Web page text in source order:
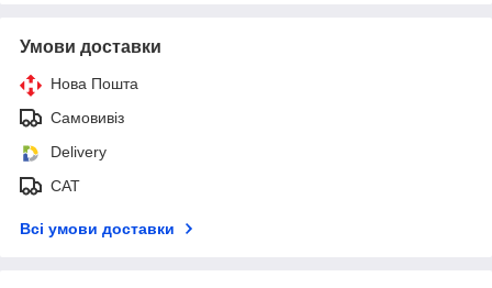
Умови доставки
Нова Пошта
Самовивіз
Delivery
САТ
Всі умови доставки